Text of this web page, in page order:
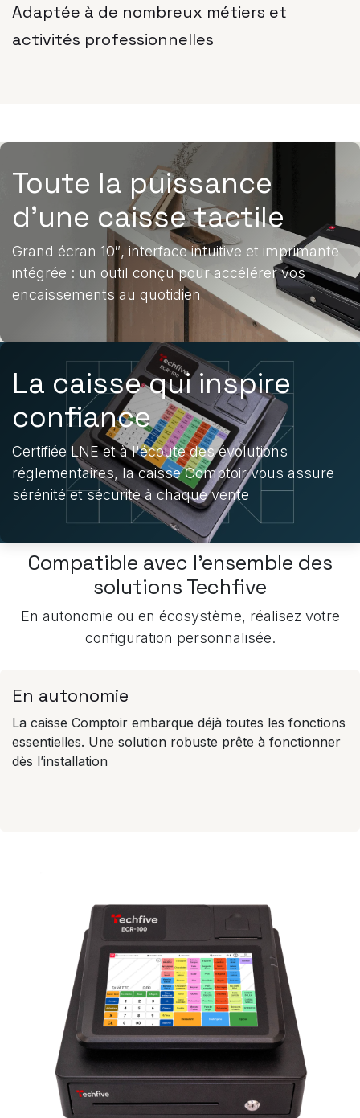
Adaptée à de nombreux métiers et
activités professionnelles
Toute la puissance
d’une caisse tactile
Grand écran 10″, interface intuitive et imprimante
intégrée : un outil conçu pour accélérer vos
encaissements au quotidien
La caisse qui inspire
confiance
Certifiée LNE et à l'écoute des évolutions
réglementaires, la caisse Comptoir vous assure
sérénité et sécurité à chaque vente
Compatible avec l'ensemble des
solutions Techfive
En autonomie ou en écosystème, réalisez votre
configuration personnalisée.
En autonomie
La caisse Comptoir embarque déjà toutes les fonctions
essentielles. Une solution robuste prête à fonctionner
dès l’installation